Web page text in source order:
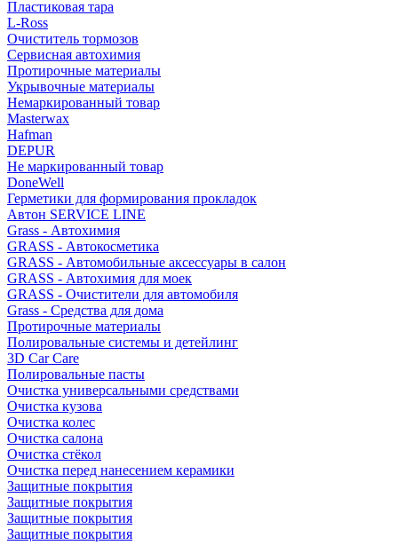
Пластиковая тара
L-Ross
Очиститель тормозов
Сервисная автохимия
Протирочные материалы
Укрывочные материалы
Немаркированный товар
Masterwax
Hafman
DEPUR
Не маркированный товар
DoneWell
Герметики для формирования прокладок
Автон SERVICE LINE
Grass - Автохимия
GRASS - Автокосметика
GRASS - Автомобильные аксессуары в салон
GRASS - Автохимия для моек
GRASS - Очистители для автомобиля
Grass - Средства для дома
Протирочные материалы
Полировальные системы и детейлинг
3D Car Care
Полировальные пасты
Очистка универсальными средствами
Очистка кузова
Очистка колес
Очистка салона
Очистка стёкол
Очистка перед нанесением керамики
Защитные покрытия
Защитные покрытия
Защитные покрытия
Защитные покрытия